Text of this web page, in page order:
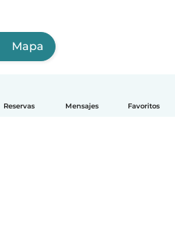
Reservas Mensajes Favoritos
Mapa